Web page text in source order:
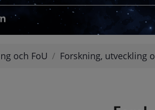
och FoU / Forskning, utveckling